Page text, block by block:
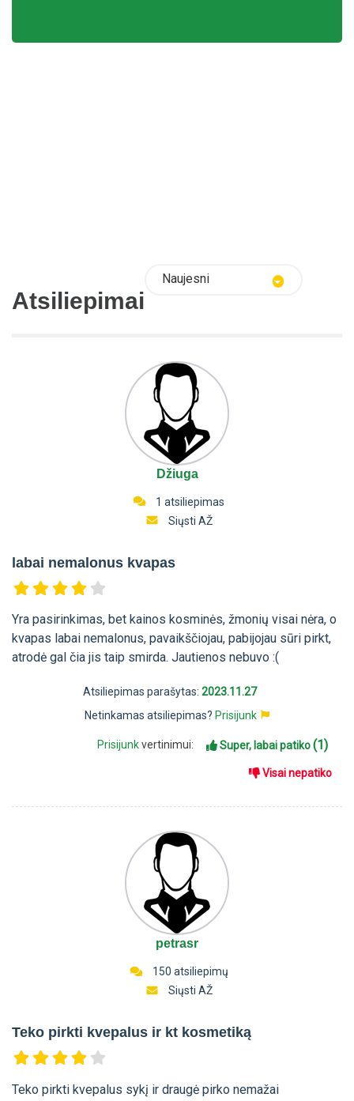
Atsiliepimai
Naujesni
Džiuga
1 atsiliepimas
Siųsti AŽ
labai nemalonus kvapas
Yra pasirinkimas, bet kainos kosminės, žmonių visai nėra, o
kvapas labai nemalonus, pavaikščiojau, pabijojau sūri pirkt,
atrodė gal čia jis taip smirda. Jautienos nebuvo :(
Atsiliepimas parašytas: 2023.11.27
Netinkamas atsiliepimas? Prisijunk
Prisijunkvertinimui: Super, labai patiko(1)
Visai nepatiko
petrasr
150 atsiliepimų
Siųsti AŽ
Teko pirkti kvepalus ir kt kosmetiką
Teko pirkti kvepalus sykį ir draugė pirko nemažai